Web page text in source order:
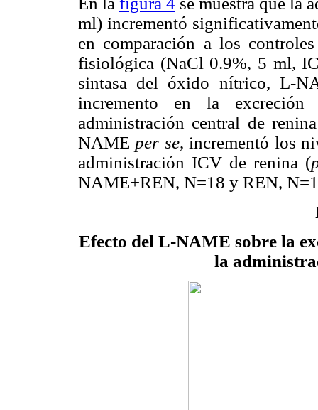
ml) incrementó
en comparación a los
fisiológica (NaCl 0.9%, 5 ml,
sintasa del óxido nítrico, L-
incremento en la
administración central de
NAME per se, incrementó los
administración ICV de renina (
NAME+REN, N=18 y REN,
Efecto del L-NAME sobre la
la